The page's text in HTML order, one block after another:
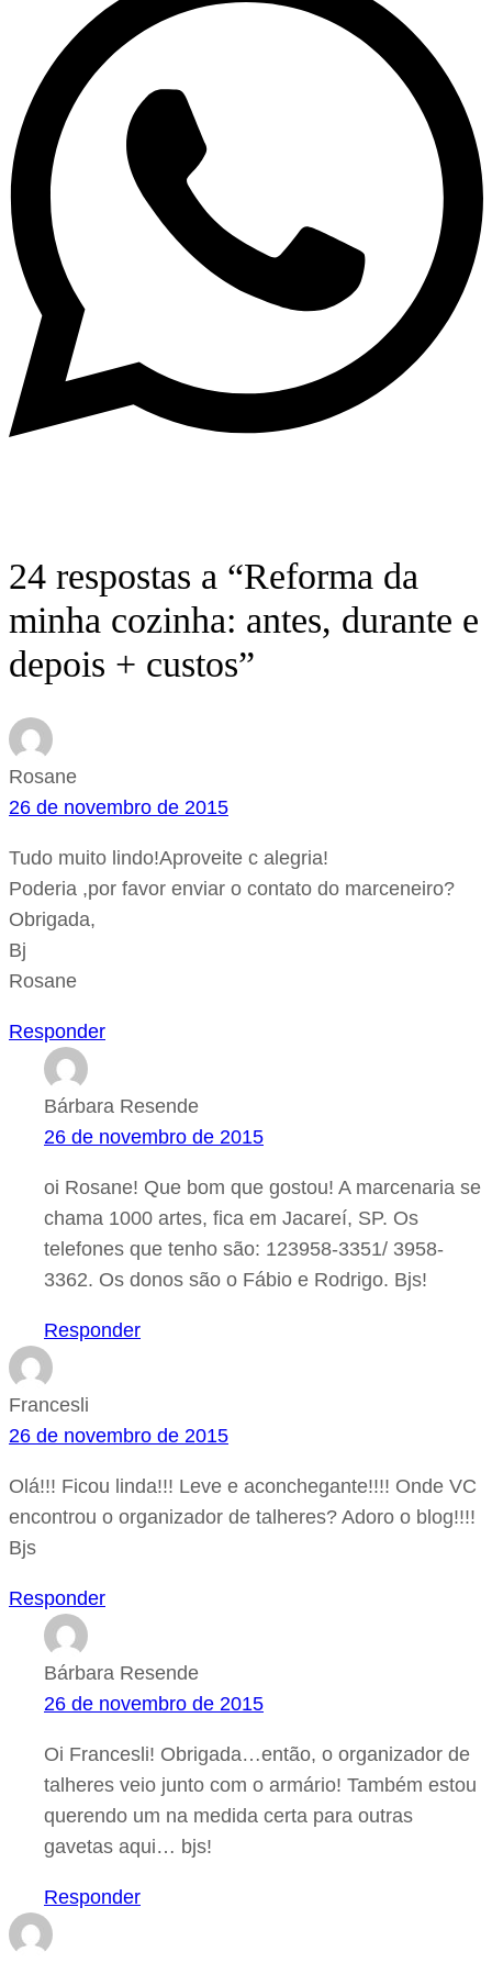
24 respostas a “Reforma da
minha cozinha: antes, durante e
depois + custos”
Rosane
26 de novembro de 2015
Tudo muito lindo!Aproveite c alegria!
Poderia ,por favor enviar o contato do marceneiro?
Obrigada,
Bj
Rosane
Responder
Bárbara Resende
26 de novembro de 2015
oi Rosane! Que bom que gostou! A marcenaria se
chama 1000 artes, fica em Jacareí, SP. Os
telefones que tenho são: 123958-3351/ 3958-
3362. Os donos são o Fábio e Rodrigo. Bjs!
Responder
Francesli
26 de novembro de 2015
Olá!!! Ficou linda!!! Leve e aconchegante!!!! Onde VC
encontrou o organizador de talheres? Adoro o blog!!!!
Bjs
Responder
Bárbara Resende
26 de novembro de 2015
Oi Francesli! Obrigada…então, o organizador de
talheres veio junto com o armário! Também estou
querendo um na medida certa para outras
gavetas aqui… bjs!
Responder